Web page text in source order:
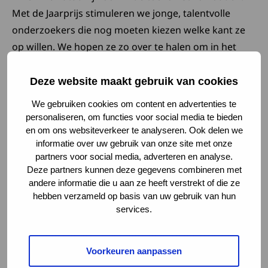
Deze website maakt gebruik van cookies
We gebruiken cookies om content en advertenties te
personaliseren, om functies voor social media te bieden
en om ons websiteverkeer te analyseren. Ook delen we
informatie over uw gebruik van onze site met onze
partners voor social media, adverteren en analyse.
Deze partners kunnen deze gegevens combineren met
andere informatie die u aan ze heeft verstrekt of die ze
hebben verzameld op basis van uw gebruik van hun
services.
Voorkeuren aanpassen
Met de Jaarprijs stimuleren we jonge, talentvolle
onderzoekers die nog moeten kiezen welke kant ze
op willen. We hopen ze zo over te halen om in het
Meer weten?
Hetartikel van DanaDeze link opent in een nieuw
is gepubliceerd in het vakblad
Proceedings of the National Academy of Sciences of
the United States of America en is gratis te lezen. Het
onderzoek wordt geleid door dr. Maartje Huijbers, die
ook met financiële steun van het Spierfonds
myasthenia gravis. Meer informatie vind je ook op de
SpierfondsDeze link opent in een
.